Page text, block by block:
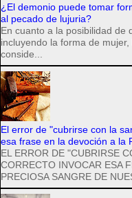
¿El demonio puede tomar
al pecado de lujuria?
En cuanto a la posibilidad de
incluyendo la forma de
conside...
El error de "cubrirse con la
esa frase en la devoción a la
EL ERROR DE "CUBRIRSE
CORRECTO INVOCAR ESA
PRECIOSA SANGRE DE